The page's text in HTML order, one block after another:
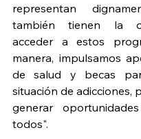
representan
también tienen la
acceder a estos
manera, impulsamos
de salud y becas
situación de adicciones,
generar
todos".